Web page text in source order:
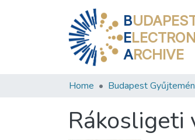
B
E
ARCHIVE
Home Budapest
Rákosligeti